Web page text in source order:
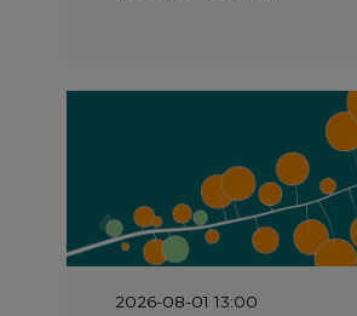
2026-07-09 10:30